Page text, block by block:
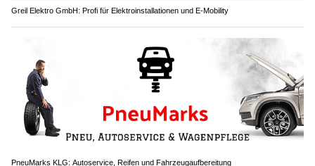
Greil Elektro GmbH: Profi für Elektroinstallationen und E-Mobility
PneuMarks KLG: Autoservice, Reifen und Fahrzeugaufbereitung